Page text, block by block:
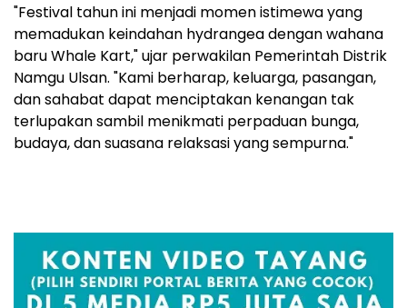
"Festival tahun ini menjadi momen istimewa yang
memadukan keindahan hydrangea dengan wahana
baru Whale Kart," ujar perwakilan Pemerintah Distrik
Namgu Ulsan. "Kami berharap, keluarga, pasangan,
dan sahabat dapat menciptakan kenangan tak
terlupakan sambil menikmati perpaduan bunga,
budaya, dan suasana relaksasi yang sempurna."